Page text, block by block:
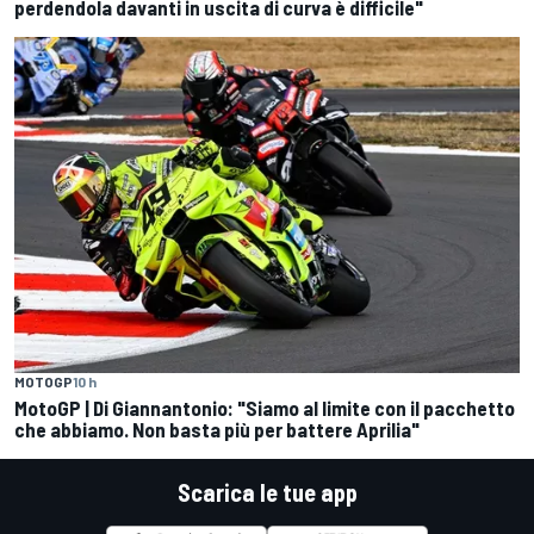
perdendola davanti in uscita di curva è difficile"
MOTOGP10 h
MotoGP | Di Giannantonio: "Siamo al limite con il pacchetto
che abbiamo. Non basta più per battere Aprilia"
Scarica le tue app